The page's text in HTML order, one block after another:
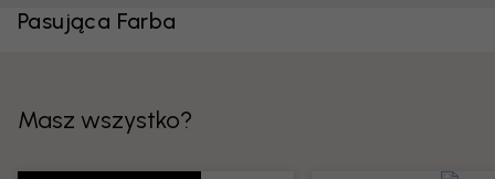
Pasująca Farba
Masz wszystko?